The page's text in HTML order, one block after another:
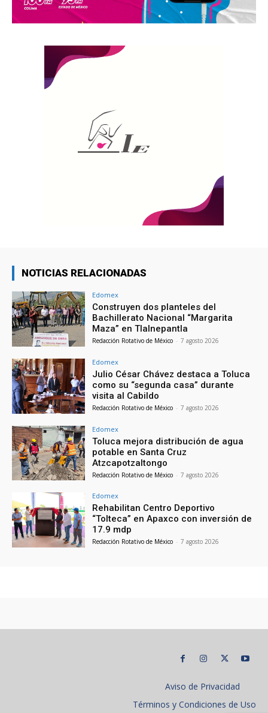
NOTICIAS RELACIONADAS
Edomex
Construyen dos planteles del
Bachillerato Nacional “Margarita
Maza” en Tlalnepantla
Redacción Rotativo de México - 7 agosto 2026
Edomex
Julio César Chávez destaca a Toluca
como su “segunda casa” durante
visita al Cabildo
Redacción Rotativo de México - 7 agosto 2026
Edomex
Toluca mejora distribución de agua
potable en Santa Cruz
Atzcapotzaltongo
Redacción Rotativo de México - 7 agosto 2026
Edomex
Rehabilitan Centro Deportivo
“Tolteca” en Apaxco con inversión de
17.9 mdp
Redacción Rotativo de México - 7 agosto 2026
Aviso de Privacidad
Términos y Condiciones de Uso